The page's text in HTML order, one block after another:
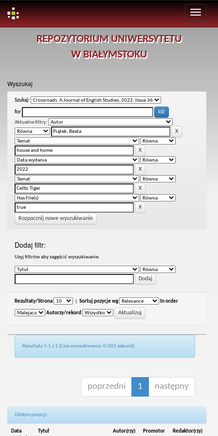
REPOZYTORIUM UNIWERSYTETU
W BIAŁYMSTOKU
Wyszukaj
Szukaj:
for
Aktualne filtry:
Rozpocznij nowe wyszukiwanie
Dodaj filtr:
Uzyj filtrów aby zagęścić wyszukiwanie.
Rezultaty/Strona Sortuj pozycje wg In order
Autorzy/rekord
Rezultaty 1-1 z 1 (Czas wyszukiwania: 0.001 sekund).
poprzedni 1 następny
Odsłon pozycji:
Data Tytuł Autor(rzy) Promotor Redaktor(rzy)